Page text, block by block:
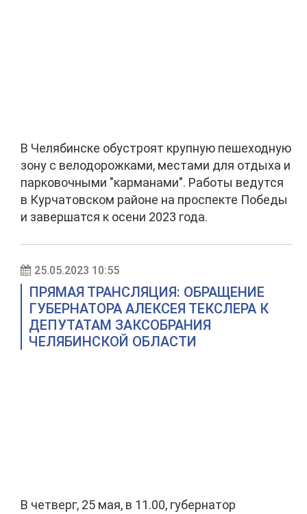
В Челябинске обустроят крупную пешеходную
зону с велодорожками, местами для отдыха и
парковочными "карманами". Работы ведутся
в Курчатовском районе на проспекте Победы
и завершатся к осени 2023 года.
25.05.2023 10:55
ПРЯМАЯ ТРАНСЛЯЦИЯ: ОБРАЩЕНИЕ
ГУБЕРНАТОРА АЛЕКСЕЯ ТЕКСЛЕРА К
ДЕПУТАТАМ ЗАКСОБРАНИЯ
ЧЕЛЯБИНСКОЙ ОБЛАСТИ
В четверг, 25 мая, в 11.00, губернатор